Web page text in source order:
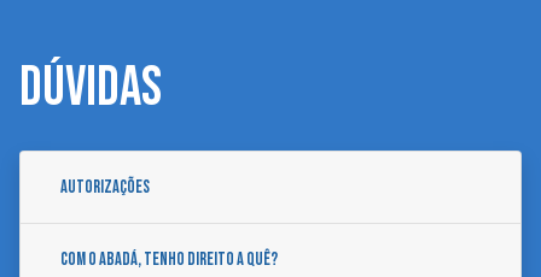
DÚVIDAS
Autorizações
Com o abadá, tenho direito a quê?